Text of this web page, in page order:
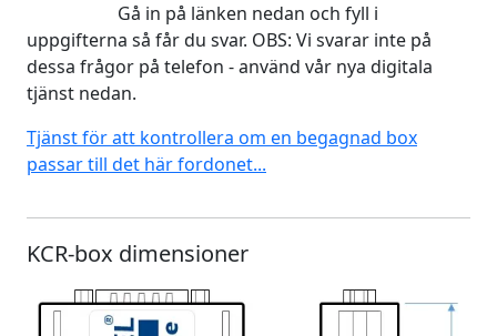
Gå in på länken nedan och fyll i
uppgifterna så får du svar. OBS: Vi svarar inte på
dessa frågor på telefon - använd vår nya digitala
tjänst nedan.
Tjänst för att kontrollera om en begagnad box
passar till det här fordonet...
KCR-box dimensioner